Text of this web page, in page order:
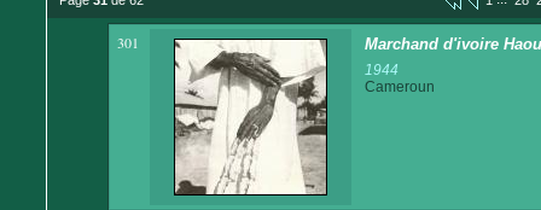
301 Marchand d'ivoire
1944
Cameroun